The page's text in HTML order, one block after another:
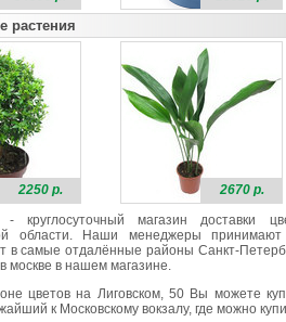
растения
2250 р. 2670 р.
- круглосуточный магазин доставки
области. Наши менеджеры принимают
в самые отдалённые районы Санкт-
москве в нашем магазине.
цветов на Лиговском, 50 Вы можете
к Московскому вокзалу, где можно